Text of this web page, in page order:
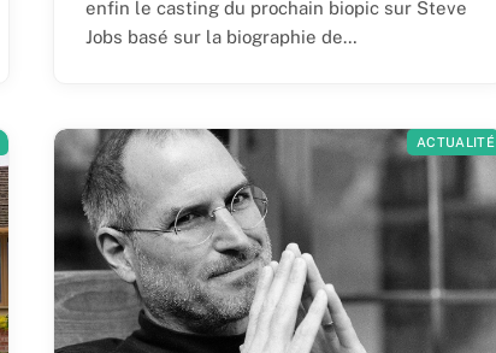
enfin le casting du prochain biopic sur Steve
Jobs basé sur la biographie de…
ACTUALITÉ